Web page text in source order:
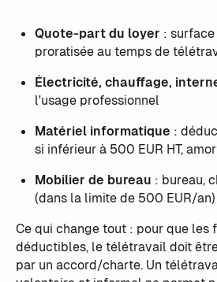
Quote-part du loyer :
proratisée au temps de
Électricité, chauffage,
l'usage professionnel
Matériel informatique :
si inférieur à 500 EUR HT,
Mobilier de bureau : bureau,
(dans la limite de 500 EUR/an)
Ce qui change tout : pour que les
déductibles, le télétravail doit
par un accord/charte. Un